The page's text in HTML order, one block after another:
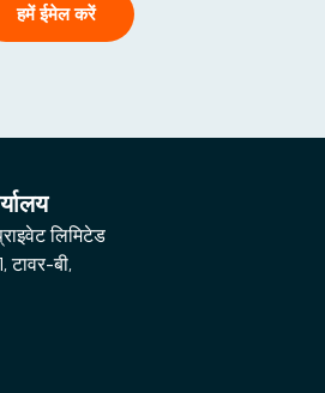
हमें ईमेल करें
लिमिटेड
टावर-बी,